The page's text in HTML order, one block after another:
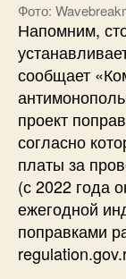
Фото:
Напомним,
сообщает
проект
согласно
платы за
(с 2022 года
ежегодной
поправками